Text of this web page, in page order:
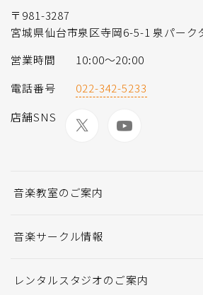
〒981-3287
宮城県仙台市泉区寺岡6-5-1 泉パーク
営業時間
10:00～20:00
電話番号
022-342-5233
店舗SNS
音楽教室のご案内
音楽サークル情報
レンタルスタジオのご案内